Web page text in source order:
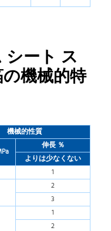
シート ス
機械的特
機械的性質
伸長 ％
よりは少なくない
1
2
3
1
2